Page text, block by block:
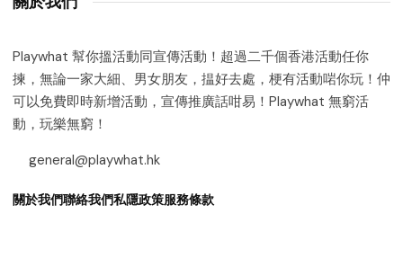
Playwhat 幫你搵活動同宣傳活動！超過二千個香港活動任你
揀，無論一家大細、男女朋友，揾好去處，梗有活動啱你玩！仲
可以免費即時新增活動，宣傳推廣話咁易！Playwhat 無窮活
動，玩樂無窮！
general@playwhat.hk
關於我們聯絡我們私隱政策服務條款